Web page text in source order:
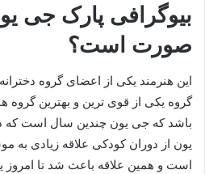
بیوگرافی پارک جی
صورت است؟
این هنرمند یکی از اعضای گروه
گروه یکی از قوی ترین و بهترین گروه
باشد که جی یون چندین سال است که
یون از دوران کودکی علاقه زیادی به
است و همین علاقه باعث شد تا امروز